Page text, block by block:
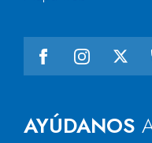
AYÚDANOS